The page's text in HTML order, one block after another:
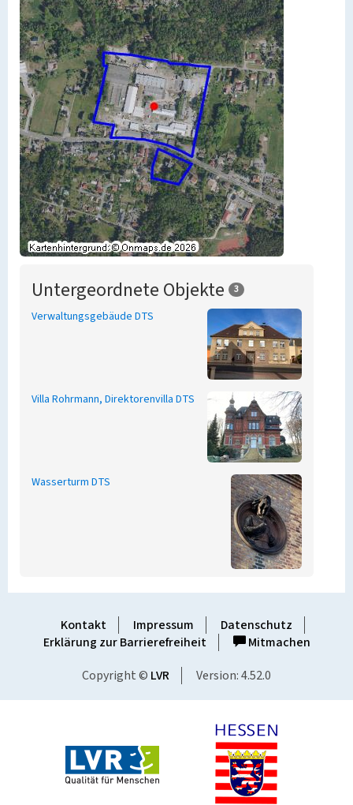
Untergeordnete Objekte 3
Verwaltungsgebäude DTS
Villa Rohrmann, Direktorenvilla DTS
Wasserturm DTS
Kontakt Impressum
Datenschutz
Erklärung zur Barrierefreiheit
Mitmachen
Copyright © LVR Version: 4.52.0